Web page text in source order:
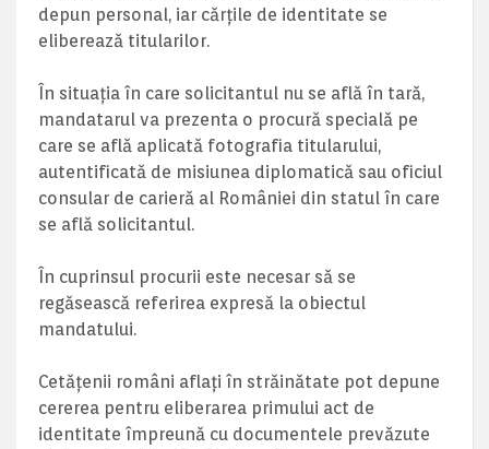
depun personal, iar cărţile de identitate se
eliberează titularilor.
În situaţia în care solicitantul nu se află în tară,
mandatarul va prezenta o procură specială pe
care se află aplicată fotografia titularului,
autentificată de misiunea diplomatică sau oficiul
consular de carieră al României din statul în care
se află solicitantul.
În cuprinsul procurii este necesar să se
regăsească referirea expresă la obiectul
mandatului.
Cetăţenii români aflaţi în străinătate pot depune
cererea pentru eliberarea primului act de
identitate împreună cu documentele prevăzute